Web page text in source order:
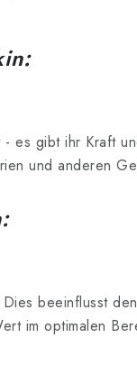
es gibt ihr Kraft
und anderen
beeinflusst
im optimalen